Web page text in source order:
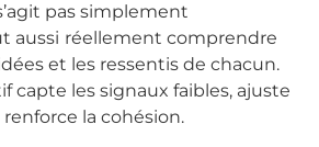
pas simplement
aussi réellement comprendre
et les ressentis de chacun.
capte les signaux faibles, ajuste
la cohésion.